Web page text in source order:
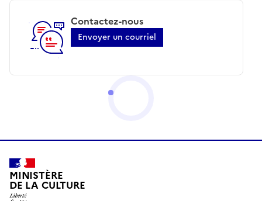
Contactez-nous
Envoyer un courriel
MINISTÈRE
DE LA CULTURE